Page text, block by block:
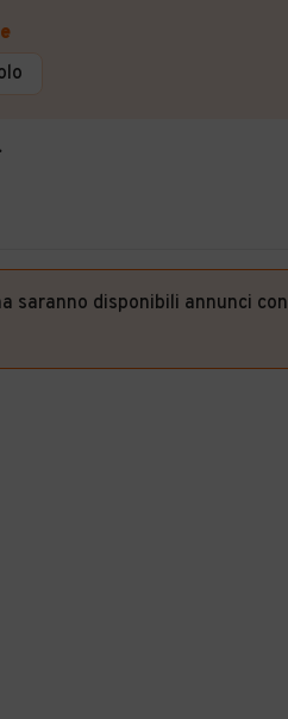
saranno disponibili annunci con